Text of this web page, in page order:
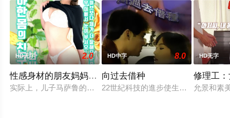
HD无字 2.0
性感身材的朋友妈妈：娜娜好棒
实际上，儿子马萨鲁的朋友肯齐对马萨鲁的母亲娜娜号非常仰
HD中字 8.0
向过去借种
22世紀科技的進步使生育過程簡化
HD无字
修理工
允景和素